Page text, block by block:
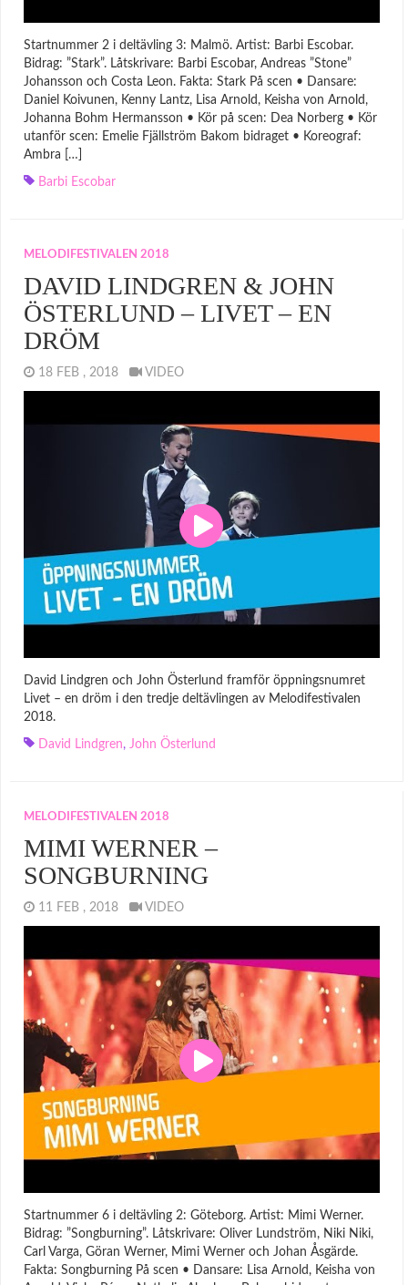
Startnummer 2 i deltävling 3: Malmö. Artist: Barbi Escobar.
Bidrag: ”Stark”. Låtskrivare: Barbi Escobar, Andreas ”Stone”
Johansson och Costa Leon. Fakta: Stark På scen • Dansare:
Daniel Koivunen, Kenny Lantz, Lisa Arnold, Keisha von Arnold,
Johanna Bohm Hermansson • Kör på scen: Dea Norberg • Kör
utanför scen: Emelie Fjällström Bakom bidraget • Koreograf:
Ambra […]
Barbi Escobar
MELODIFESTIVALEN 2018
DAVID LINDGREN & JOHN
ÖSTERLUND – LIVET – EN
DRÖM
18 FEB , 2018 VIDEO
David Lindgren och John Österlund framför öppningsnumret
Livet – en dröm i den tredje deltävlingen av Melodifestivalen
2018.
David Lindgren, John Österlund
MELODIFESTIVALEN 2018
MIMI WERNER –
SONGBURNING
11 FEB , 2018 VIDEO
Startnummer 6 i deltävling 2: Göteborg. Artist: Mimi Werner.
Bidrag: ”Songburning”. Låtskrivare: Oliver Lundström, Niki Niki,
Carl Varga, Göran Werner, Mimi Werner och Johan Åsgärde.
Fakta: Songburning På scen • Dansare: Lisa Arnold, Keisha von